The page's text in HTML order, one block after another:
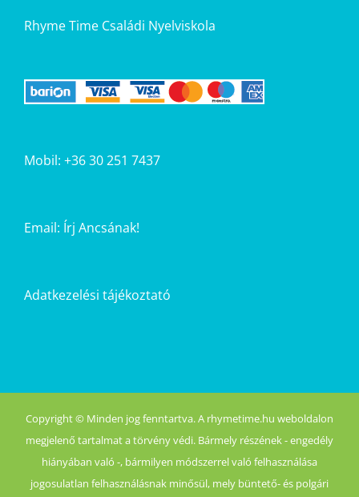
Rhyme Time Családi Nyelviskola
Mobil: +36 30 251 7437
Email: Írj Ancsának!
Adatkezelési tájékoztató
Copyright © Minden jog fenntartva. A rhymetime.hu weboldalon
megjelenő tartalmat a törvény védi. Bármely részének - engedély
hiányában való -, bármilyen módszerrel való felhasználása
jogosulatlan felhasználásnak minősül, mely büntető- és polgári